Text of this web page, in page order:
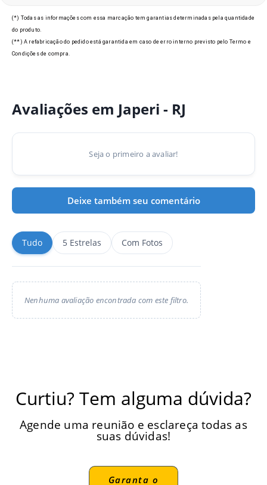
(*) Todas as informações com essa marcação tem garantias determinadas pela quantidade
do produto.
(**) A refabricação do pedido está garantida em caso de erro interno previsto pelo Termo e
Condições de compra.
Avaliações em Japeri - RJ
Seja o primeiro a avaliar!
Deixe também seu comentário
Tudo 5 Estrelas Com Fotos
Nenhuma avaliação encontrada com este filtro.
Curtiu? Tem alguma dúvida?
Agende uma reunião e esclareça todas as
suas dúvidas!
Garanta o